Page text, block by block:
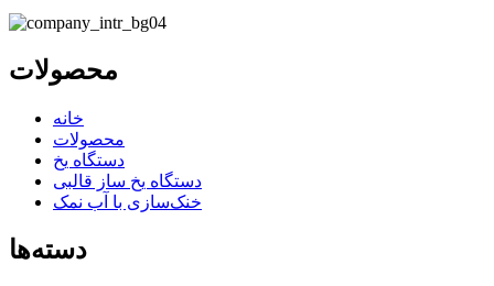
محصولات
خانه
محصولات
دستگاه یخ
دستگاه یخ ساز قالبی
خنک‌سازی با آب نمک
دسته‌ها